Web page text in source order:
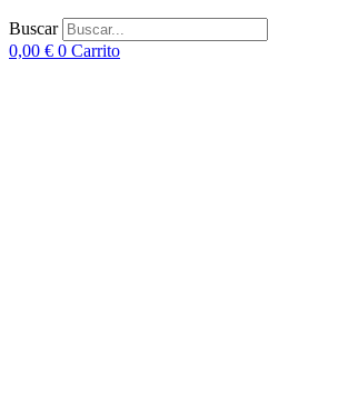
Buscar
0,00 € 0 Carrito